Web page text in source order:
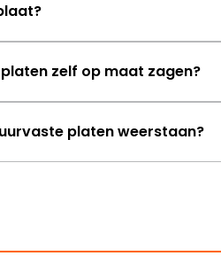
zelf op maat zagen?
platen weerstaan?